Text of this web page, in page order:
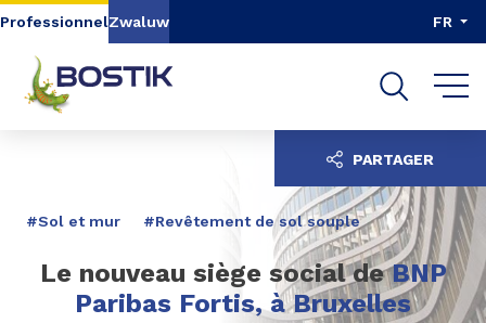
Aller au contenu
Aller à la recherche
ProfessionnelZwaluw FR
#Sol et mur #Revêtement de sol souple
Le nouveau siège social deBNP
Paribas Fortis, à Bruxelles
PARTAGER